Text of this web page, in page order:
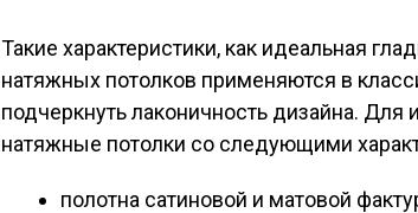
Такие характеристики, как идеальная
натяжных потолков применяются в
подчеркнуть лаконичность дизайна. Для
натяжные потолки со следующими
полотна сатиновой и матовой